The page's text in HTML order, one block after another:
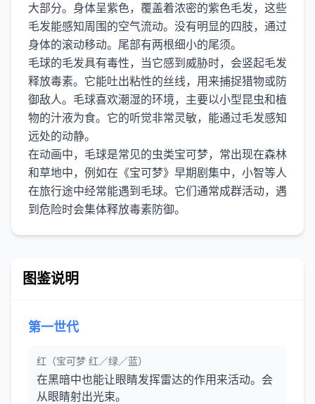
大部分。身体呈紫色，覆盖着浓密的紫色毛发，这些
毛发能感知周围的空气流动。没有明显的四肢，通过
身体的滚动移动。尾部有两根细小的尾须。
毛球的毛发具有毒性，当它感到威胁时，会竖起毛发
释放毒素。它能吐出粘性的丝线，用来捕捉猎物或防
御敌人。毛球喜欢潮湿的环境，主要以小型昆虫和植
物的汁液为食。它的听觉非常灵敏，能通过毛发感知
远处的动静。
在动画中，毛球是常见的虫类宝可梦，常出现在森林
和草地中，例如在《宝可梦》早期剧集中，小智等人
在旅行途中经常能遇到毛球。它们通常成群活动，遇
图鉴说明
第一世代
红（宝可梦 红／绿／蓝）
在黑暗中也能让眼睛发挥雷达的作用来活动。会
从眼睛射出光束。